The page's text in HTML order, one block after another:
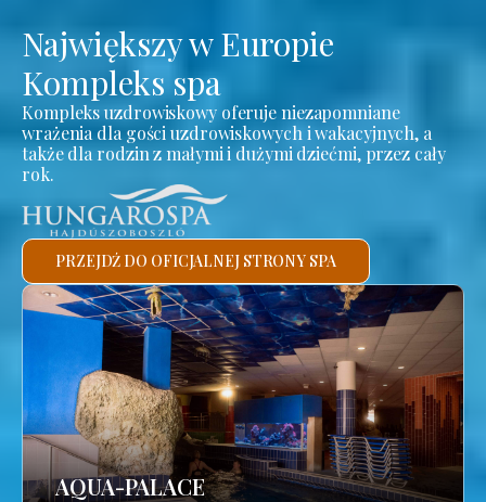
Największy w Europie
Kompleks spa
Kompleks uzdrowiskowy oferuje niezapomniane
wrażenia dla gości uzdrowiskowych i wakacyjnych, a
także dla rodzin z małymi i dużymi dziećmi, przez cały
rok.
PRZEJDŹ DO OFICJALNEJ STRONY SPA
AQUA-PALACE